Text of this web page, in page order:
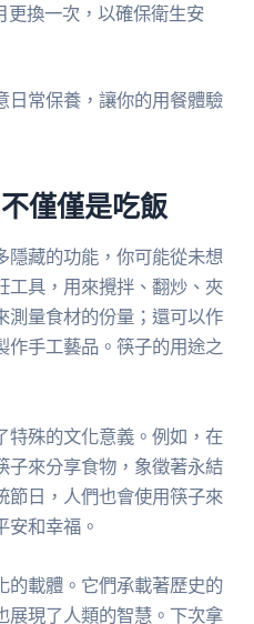
更換一次，以確保衛生安
日常保養，讓你的用餐體驗
僅僅是吃飯
隱藏的功能，你可能從未想
工具，用來攪拌、翻炒、夾
測量食材的份量；還可以作
作手工藝品。筷子的用途之
特殊的文化意義。例如，在
子來分享食物，象徵著永結
節日，人們也會使用筷子來
安和幸福。
的載體。它們承載著歷史的
展現了人類的智慧。下次拿